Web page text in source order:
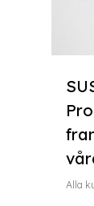
Alla